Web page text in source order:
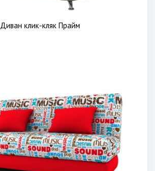
Диван клик-кляк Прайм